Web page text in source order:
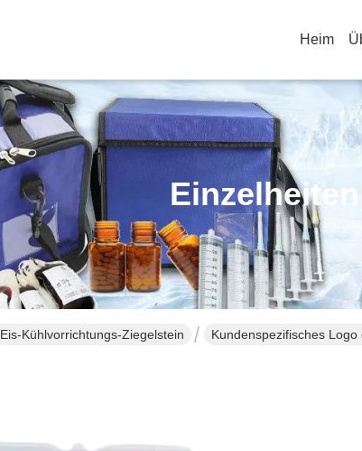
Heim
Eis-Kühlvorrichtungs-Ziegelstein Kundenspezifisches